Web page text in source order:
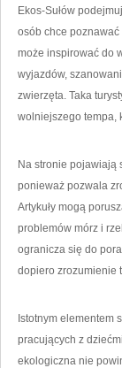
Ekos-Sułów
osób chce
może inspirować do
wyjazdów,
zwierzęta. Taka
wolniejszego tempa,
Na stronie pojawiają
ponieważ pozwala
Artykuły mogą
problemów mórz i
ogranicza się do
dopiero zrozumienie
Istotnym elementem
pracujących z
ekologiczna nie